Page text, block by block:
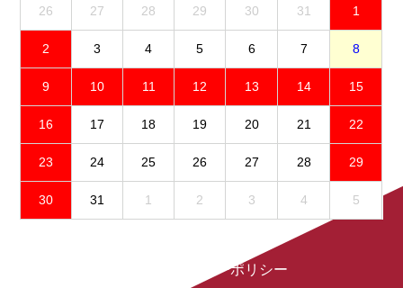
26 27 28 29 30 31 1
2 3 4 5 6 7 8
9 10 11 12 13 14 15
16 17 18 19 20 21 22
23 24 25 26 27 28 29
30 31 1 2 3 4 5
プライバシーポリシー